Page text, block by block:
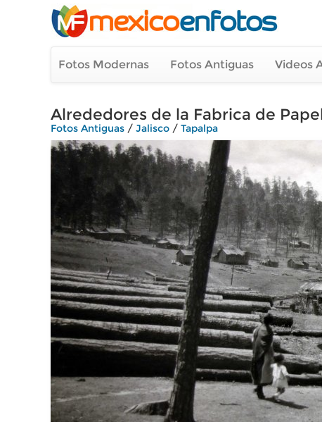
Fotos Modernas Fotos Antiguas Videos
Alrededores de la Fabrica de
Fotos Antiguas / Jalisco / Tapalpa